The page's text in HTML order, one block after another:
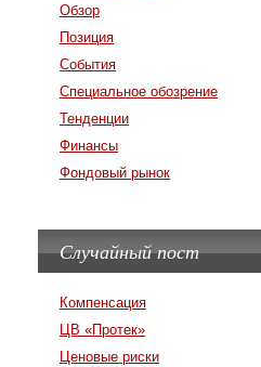
Обзор
Позиция
События
Специальное обозрение
Тенденции
Финансы
Фондовый рынок
Случайный пост
Компенсация
ЦВ «Протек»
Ценовые риски